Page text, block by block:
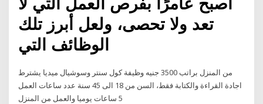
تعد ولا تحصى، ولعل أبرز تلك
الوظائف التي
من المنزل براتب 3500 جنيه وظيفة كول سنتر وسوشيال ميديا يشترط
اجادة القراءة والكتابة فقط، السن من 18 الى 45 سنة عدد ساعات العمل
5 ساعات يوميا والعمل من المنزل